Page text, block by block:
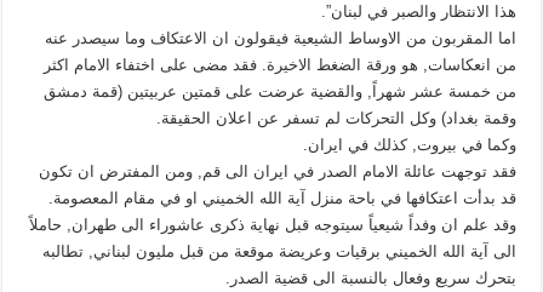
هذا الانتظار والصبر في لبنان”.
اما المقربون من الاوساط الشيعية فيقولون ان الاعتكاف وما سيصدر عنه
من انعكاسات, هو ورقة الضغط الاخيرة. فقد مضى على اختفاء الامام اكثر
من خمسة عشر شهراً, والقضية عرضت على قمتين عربيتين (قمة دمشق
وقمة بغداد) وكل التحركات لم تسفر عن اعلان الحقيقة.
وكما في بيروت, كذلك في ايران.
فقد توجهت عائلة الامام الصدر في ايران الى قم, ومن المفترض ان تكون
قد بدأت اعتكافها في باحة منزل آية الله الخميني او في مقام المعصومة.
وقد علم ان وفداً شيعياً سيتوجه قبل نهاية ذكرى عاشوراء الى طهران, حاملاً
الى آية الله الخميني برقيات وعريضة موقعة من قبل مليون لبناني, تطالبه
بتحرك سريع وفعال بالنسبة الى قضية الصدر.